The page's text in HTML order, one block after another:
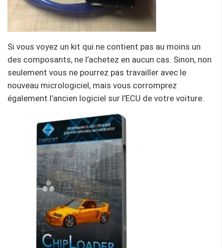
Si vous voyez un kit qui ne contient pas au moins un
des composants, ne l’achetez en aucun cas. Sinon, non
seulement vous ne pourrez pas travailler avec le
nouveau micrologiciel, mais vous corromprez
également l’ancien logiciel sur l’ECU de votre voiture.